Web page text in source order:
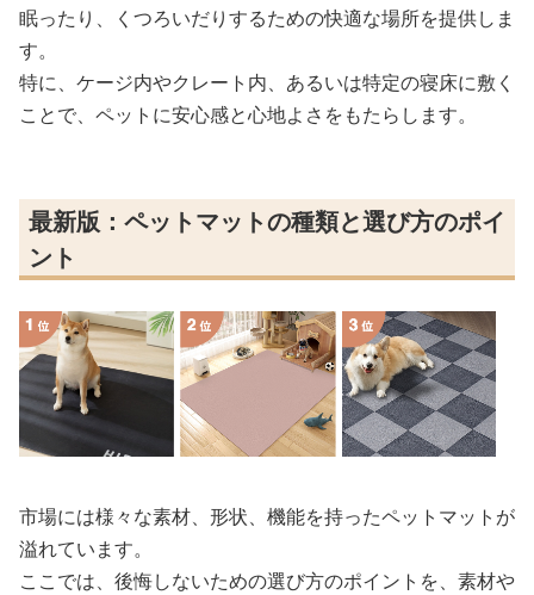
眠ったり、くつろいだりするための快適な場所を提供しま
す。
特に、ケージ内やクレート内、あるいは特定の寝床に敷く
ことで、ペットに安心感と心地よさをもたらします。
最新版：ペットマットの種類と選び方のポイ
ント
市場には様々な素材、形状、機能を持ったペットマットが
溢れています。
ここでは、後悔しないための選び方のポイントを、素材や